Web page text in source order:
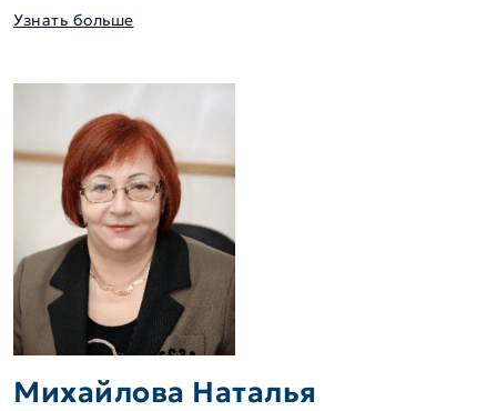
Узнать больше
Михайлова Наталья